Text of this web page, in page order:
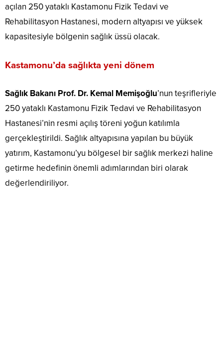
açılan 250 yataklı Kastamonu Fizik Tedavi ve
Rehabilitasyon Hastanesi, modern altyapısı ve yüksek
kapasitesiyle bölgenin sağlık üssü olacak.
Kastamonu’da sağlıkta yeni dönem
Sağlık Bakanı Prof. Dr. Kemal Memişoğlu’nun teşrifleriyle
250 yataklı Kastamonu Fizik Tedavi ve Rehabilitasyon
Hastanesi’nin resmi açılış töreni yoğun katılımla
gerçekleştirildi. Sağlık altyapısına yapılan bu büyük
yatırım, Kastamonu’yu bölgesel bir sağlık merkezi haline
getirme hedefinin önemli adımlarından biri olarak
değerlendiriliyor.